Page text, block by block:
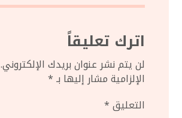
اترك تعليقاً
لن يتم نشر عنوان بريدك الإلكتروني.
الإلزامية مشار إليها بـ*
التعليق*